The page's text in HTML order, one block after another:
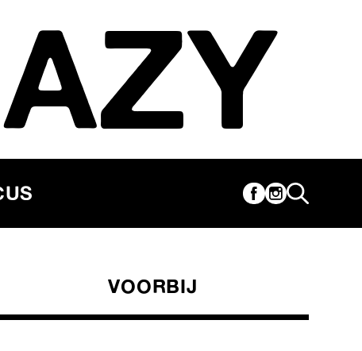
VOORBIJ